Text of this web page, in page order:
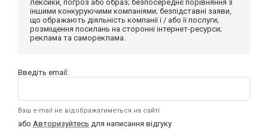
лексики, погроз або образ; безпосереднє порівняння з
іншими конкуруючими компаніями; безпідставні заяви,
що ображають діяльність компанії і / або її послуги;
розміщення посилань на сторонні інтернет-ресурси;
реклама та самореклама.
Введіть email:
Ваш e-mail не відображатиметься на сайті
або Авторизуйтесь для написання відгуку